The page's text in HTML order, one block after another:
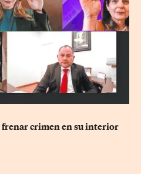
crimen en su interior